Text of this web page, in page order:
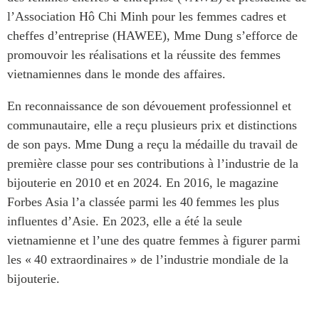
RÉSEAUX
CanWIN
Attachés supérieurs de
recherche
ABAC
APEC
PECC
Partenaires institutionnels
CPTPP Portal
l’Association Hô Chi Minh pour les femmes cadres et
cheffes d’entreprise (HAWEE), Mme Dung s’efforce de
promouvoir les réalisations et la réussite des femmes
vietnamiennes dans le monde des affaires.
En reconnaissance de son dévouement professionnel et
communautaire, elle a reçu plusieurs prix et distinctions
de son pays. Mme Dung a reçu la médaille du travail de
première classe pour ses contributions à l’industrie de la
bijouterie en 2010 et en 2024. En 2016, le magazine
Forbes Asia l’a classée parmi les 40 femmes les plus
influentes d’Asie. En 2023, elle a été la seule
vietnamienne et l’une des quatre femmes à figurer parmi
les « 40 extraordinaires » de l’industrie mondiale de la
bijouterie.